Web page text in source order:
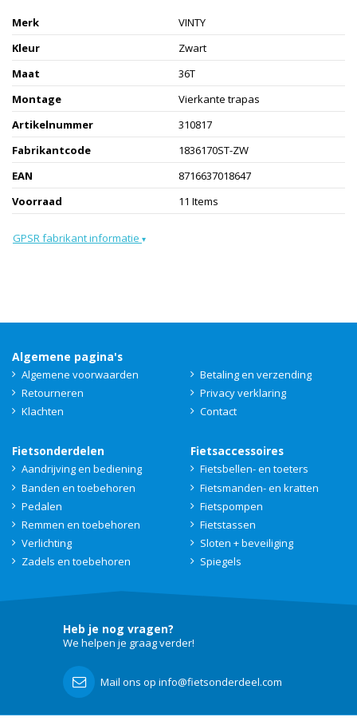
Merk
VINTY
Kleur
Zwart
Maat
36T
Montage
Vierkante trapas
Artikelnummer
310817
Fabrikantcode
1836170ST-ZW
EAN
8716637018647
Voorraad
11 Items
GPSR fabrikant informatie ▾
Algemene pagina's
Algemene voorwaarden
Betaling en verzending
Retourneren
Privacy verklaring
Klachten
Contact
Fietsonderdelen
Aandrijving en bediening
Banden en toebehoren
Pedalen
Remmen en toebehoren
Verlichting
Zadels en toebehoren
Fietsaccessoires
Fietsbellen- en toeters
Fietsmanden- en kratten
Fietspompen
Fietstassen
Sloten + beveiliging
Spiegels
Heb je nog vragen?
We helpen je graag verder!
Mail ons op info@fietsonderdeel.com